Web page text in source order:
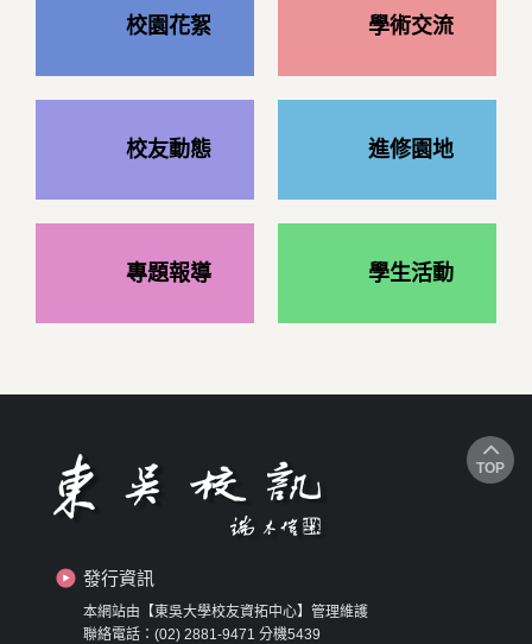
校園花絮 學術交流
校友動態 進修園地
專題報導 學生活動
發行資訊
本網站由【東吳大學校友資拓中心】管理維護
聯絡電話：(02) 2881-9471 分機5439
TOP